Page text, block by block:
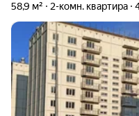
58,9 м² 2-комн. квартира